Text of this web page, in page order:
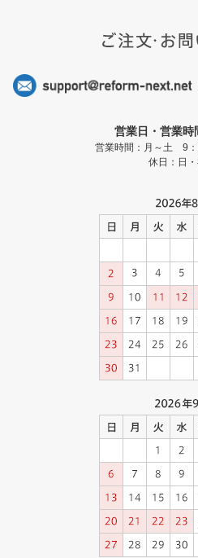
営業日・営業時
営業時間：月～土 9
休日：日・